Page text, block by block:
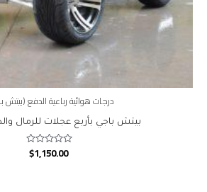
درجات هوائية رباعية الدفع
بيتش باجي بأربع عجلات للرمال
Rated
0
$1,150.00